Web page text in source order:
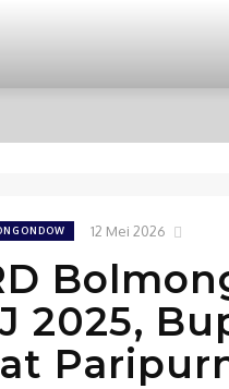
12 Mei 2026
2025,